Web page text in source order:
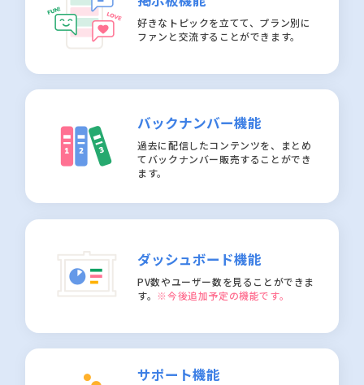
好きなトピックを立てて、プラン別に
ファンと交流することができます。
バックナンバー機能
過去に配信したコンテンツを、まとめ
てバックナンバー販売することができ
ます。
ダッシュボード機能
PV数やユーザー数を見ることができま
す。 ※今後追加予定の機能です。
サポート機能